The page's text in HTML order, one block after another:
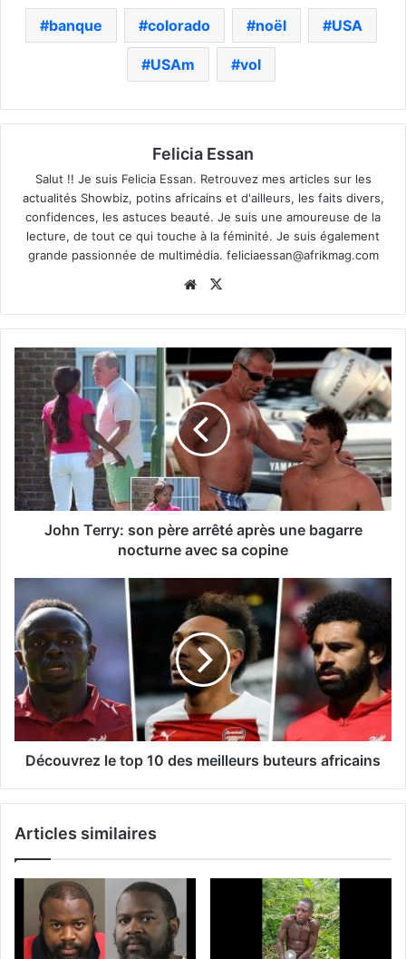
banque colorado noël USA
USAm vol
Felicia Essan
Salut !! Je suis Felicia Essan. Retrouvez mes articles sur les
actualités Showbiz, potins africains et d'ailleurs, les faits divers,
confidences, les astuces beauté. Je suis une amoureuse de la
lecture, de tout ce qui touche à la féminité. Je suis également
grande passionnée de multimédia. feliciaessan@afrikmag.com
Website
John Terry: son père arrêté après une bagarre
nocturne avec sa copine
Découvrez le top 10 des meilleurs buteurs africains
Articles similaires